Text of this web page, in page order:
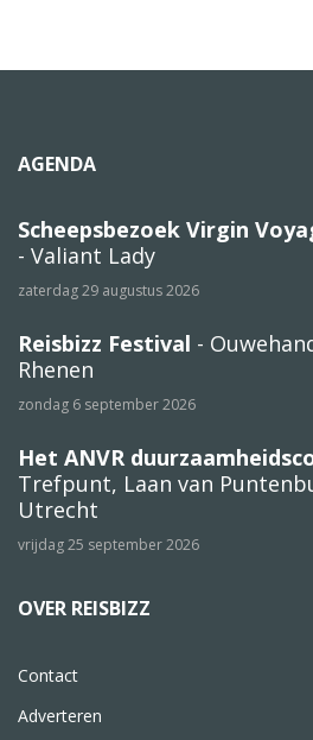
AGENDA
Scheepsbezoek Virgin
- Valiant Lady
zaterdag 29 augustus 2026
Reisbizz Festival -
Rhenen
zondag 6 september 2026
Het ANVR
Trefpunt, Laan van
Utrecht
vrijdag 25 september 2026
OVER REISBIZZ
Contact
Adverteren